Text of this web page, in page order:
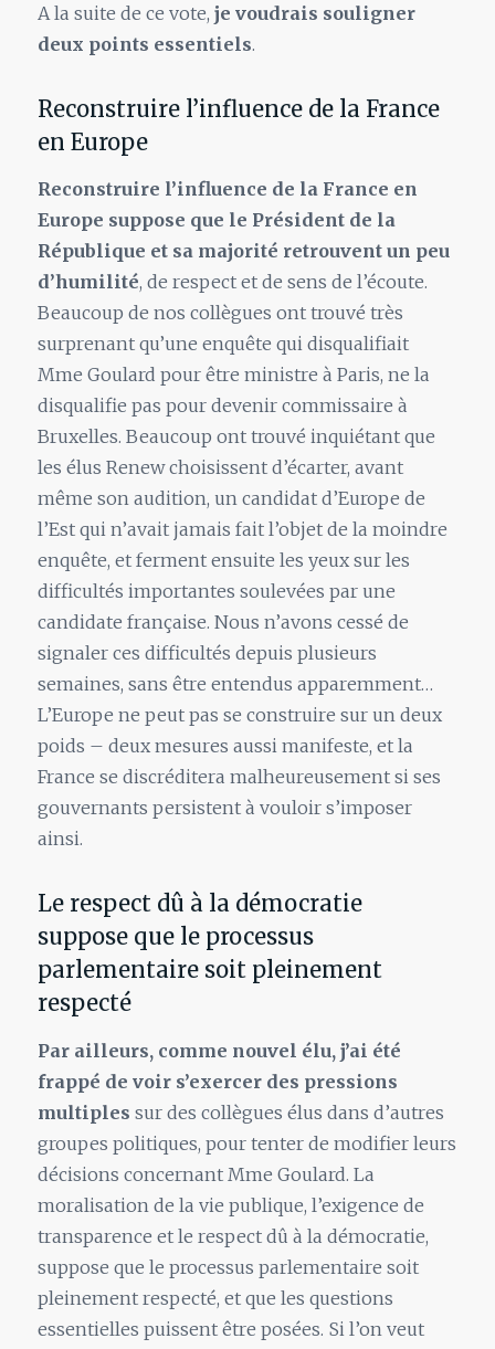
A la suite de ce vote, je voudrais souligner
deux points essentiels.
Reconstruire l’influence de la France
en Europe
Reconstruire l’influence de la France en
Europe suppose que le Président de la
République et sa majorité retrouvent un peu
d’humilité, de respect et de sens de l’écoute.
Beaucoup de nos collègues ont trouvé très
surprenant qu’une enquête qui disqualifiait
Mme Goulard pour être ministre à Paris, ne la
disqualifie pas pour devenir commissaire à
Bruxelles. Beaucoup ont trouvé inquiétant que
les élus Renew choisissent d’écarter, avant
même son audition, un candidat d’Europe de
l’Est qui n’avait jamais fait l’objet de la moindre
enquête, et ferment ensuite les yeux sur les
difficultés importantes soulevées par une
candidate française. Nous n’avons cessé de
signaler ces difficultés depuis plusieurs
semaines, sans être entendus apparemment…
L’Europe ne peut pas se construire sur un deux
poids – deux mesures aussi manifeste, et la
France se discréditera malheureusement si ses
gouvernants persistent à vouloir s’imposer
ainsi.
Le respect dû à la démocratie
suppose que le processus
parlementaire soit pleinement
respecté
Par ailleurs, comme nouvel élu, j’ai été
frappé de voir s’exercer des pressions
multiples sur des collègues élus dans d’autres
groupes politiques, pour tenter de modifier leurs
décisions concernant Mme Goulard. La
moralisation de la vie publique, l’exigence de
transparence et le respect dû à la démocratie,
suppose que le processus parlementaire soit
pleinement respecté, et que les questions
essentielles puissent être posées. Si l’on veut